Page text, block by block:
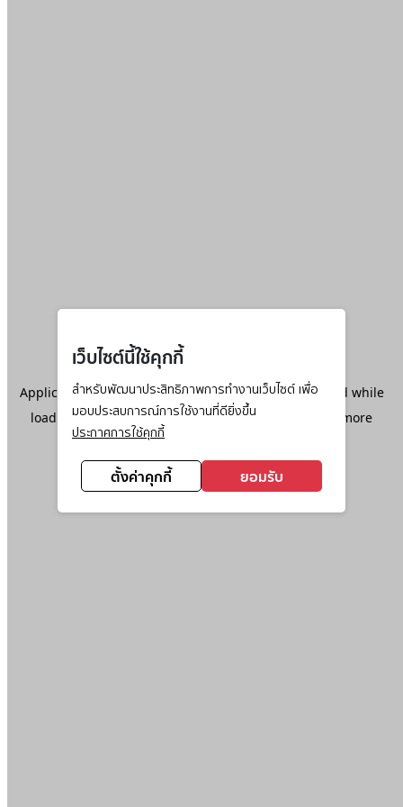
เว็บไซต์นี้ใช้คุกกี้
สำหรับพัฒนาประสิทธิภาพการทำงานเว็บไซต์ เพื่อ
มอบประสบการณ์การใช้งานที่ดียิ่งขึ้น
ประกาศการใช้คุกกี้
ตั้งค่าคุกกี้ ยอมรับ
Application error: aclient-side exception has occurred while
loadingwww.ktc.co.th(see the browser console
for more
information).